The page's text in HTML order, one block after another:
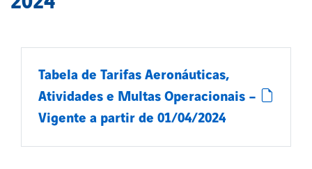
Tabela de Tarifas Aeronáuticas,
Atividades e Multas Operacionais –
Vigente a partir de 01/04/2024